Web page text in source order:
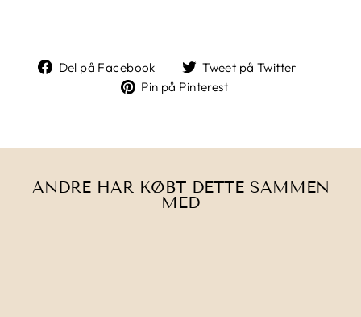
Del på Facebook
Del
på
Tweet på Twitter
Pin på Pinterest
ANDRE HAR KØBT DETTE SAMMEN
MED